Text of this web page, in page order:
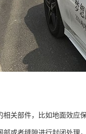
相关部件，比如地面效应